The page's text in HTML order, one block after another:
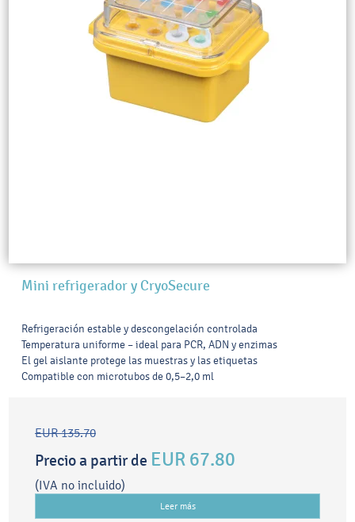
Mini refrigerador y CryoSecure
Refrigeración estable y descongelación controlada
Temperatura uniforme – ideal para PCR, ADN y enzimas
El gel aislante protege las muestras y las etiquetas
Compatible con microtubos de 0,5–2,0 ml
EUR 135.70
Precio a partir de EUR 67.80
(IVA no incluido)
Leer más